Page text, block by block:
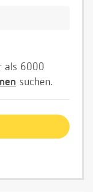
als 6000
suchen.